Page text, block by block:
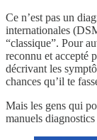
Ce n’est pas un
internationales
“classique”. Pour
reconnu et accepté
décrivant les
chances qu’il te
Mais les gens qui
manuels